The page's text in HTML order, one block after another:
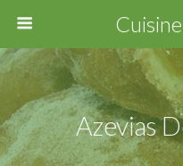
Azevias